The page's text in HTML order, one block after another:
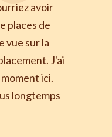
avoir
places de
vue sur la
J'ai
ici.
longtemps